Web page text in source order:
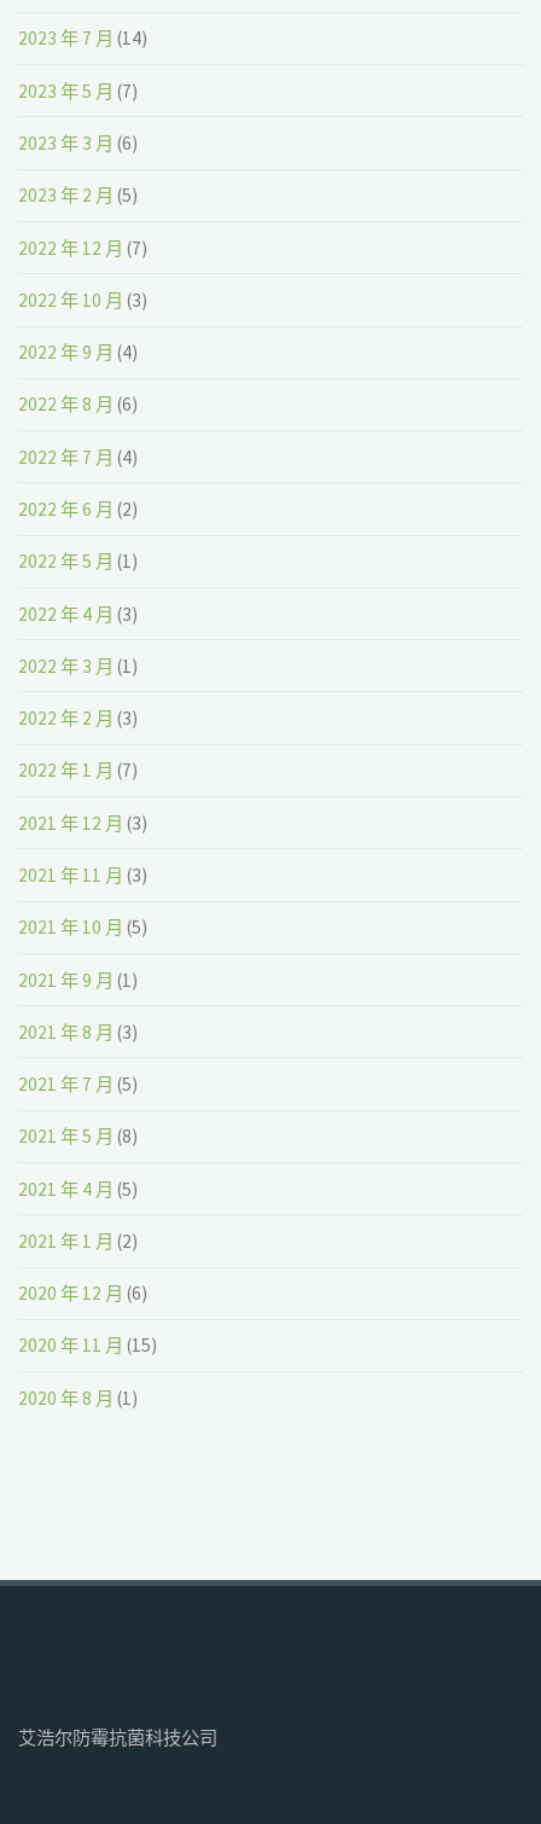
2023 年 7 月 (14)
2023 年 5 月 (7)
2023 年 3 月 (6)
2023 年 2 月 (5)
2022 年 12 月 (7)
2022 年 10 月 (3)
2022 年 9 月 (4)
2022 年 8 月 (6)
2022 年 7 月 (4)
2022 年 6 月 (2)
2022 年 5 月 (1)
2022 年 4 月 (3)
2022 年 3 月 (1)
2022 年 2 月 (3)
2022 年 1 月 (7)
2021 年 12 月 (3)
2021 年 11 月 (3)
2021 年 10 月 (5)
2021 年 9 月 (1)
2021 年 8 月 (3)
2021 年 7 月 (5)
2021 年 5 月 (8)
2021 年 4 月 (5)
2021 年 1 月 (2)
2020 年 12 月 (6)
2020 年 11 月 (15)
2020 年 8 月 (1)
艾浩尔防霉抗菌科技公司